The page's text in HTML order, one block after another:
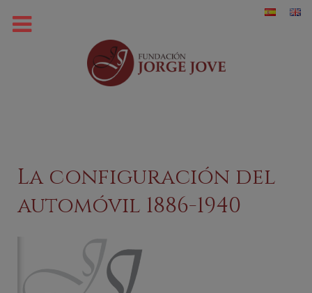
La configuración del
automóvil 1886-1940